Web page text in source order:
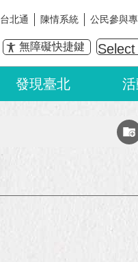
台北通 陳情系統 公民參與
無障礙快捷鍵
發現臺北